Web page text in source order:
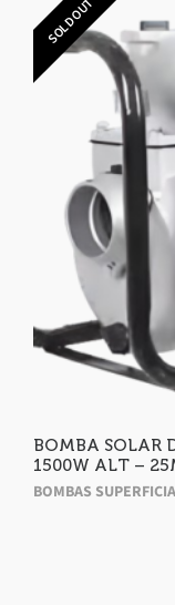
SOLD OUT
BOMBA SOLAR
1500W ALT –
BOMBAS